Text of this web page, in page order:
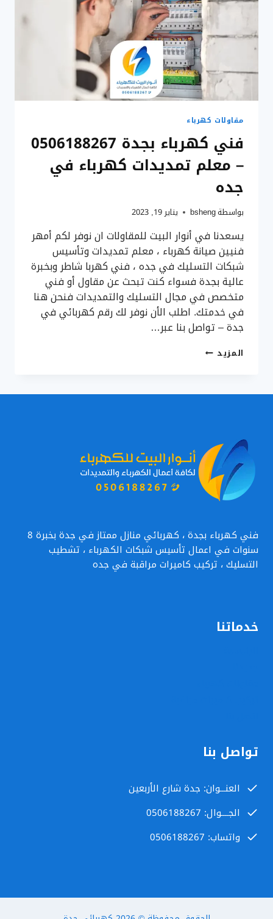
ديكورات
اضاءة
مخفيه
جبس
انارة
مخفية
مقاولات كهرباء
فني كهرباء بجدة 0506188267
– معلم تمديدات كهرباء في
جده
بواسطةbsheng يناير 19, 2023
يسعدنا في أنوار البيت للمقاولات ان نوفر لكم أمهر
فنيين صيانة كهرباء ، معلم تمديدات وتأسيس
شبكات التسليك في جده ، فني كهربا شاطر وبخبرة
عالية بجدة فسواء كنت تبحث عن مقاول أو فني
متخصص في مجال التسليك والتمديدات فنحن هنا
في خدمتك. اطلب الأن نوفر لك رقم كهربائي في
جدة – تواصل بنا عبر…
المزيد فني
–
في
جده
فني كهرباء بجدة ، كهربائي منازل ممتاز في جدة بخبرة 8
سنوات في اعمال تأسيس شبكات الكهرباء ، تشطيب
التسليك ، تركيب كاميرات مراقبة في جده
خدماتنا
تواصل بنا
العنـــوان: جدة شارع الأربعين
الجــــوال: 0506188267
واتساب: 0506188267